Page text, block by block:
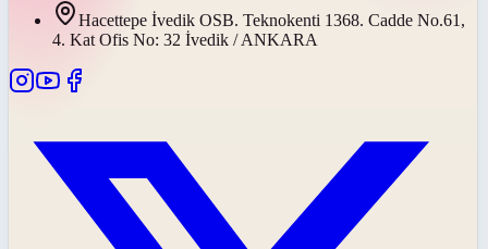
Hacettepe İvedik OSB. Teknokenti 1368. Cadde No.61,
4. Kat Ofis No: 32 İvedik / ANKARA